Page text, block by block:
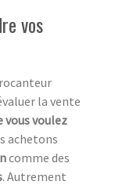
vos
la vente
vous voulez
achetons
comme des
. Autrement